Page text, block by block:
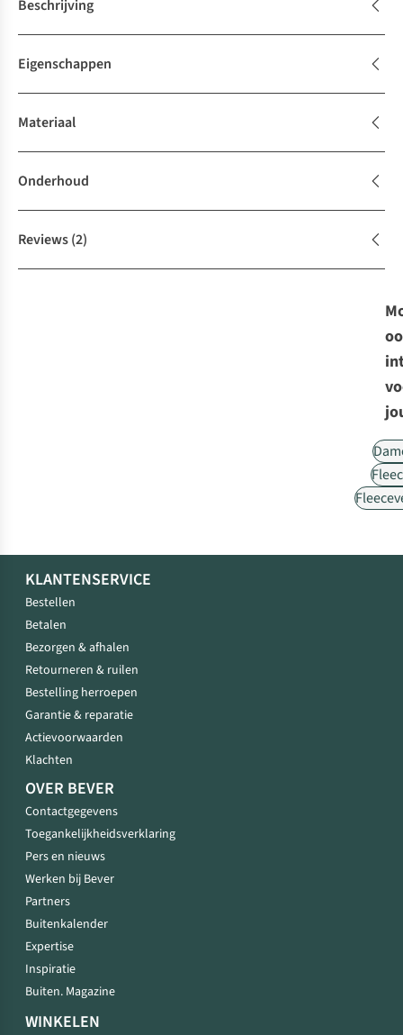
Beschrijving
Eigenschappen
Materiaal
Onderhoud
Reviews(2)
KLANTENSERVICE
Bestellen
Betalen
Bezorgen & afhalen
Retourneren & ruilen
Bestelling herroepen
Garantie & reparatie
Actievoorwaarden
Klachten
OVER BEVER
Contactgegevens
Toegankelijkheidsverklaring
Pers en nieuws
Werken bij Bever
Partners
Buitenkalender
Expertise
Inspiratie
Buiten. Magazine
WINKELEN